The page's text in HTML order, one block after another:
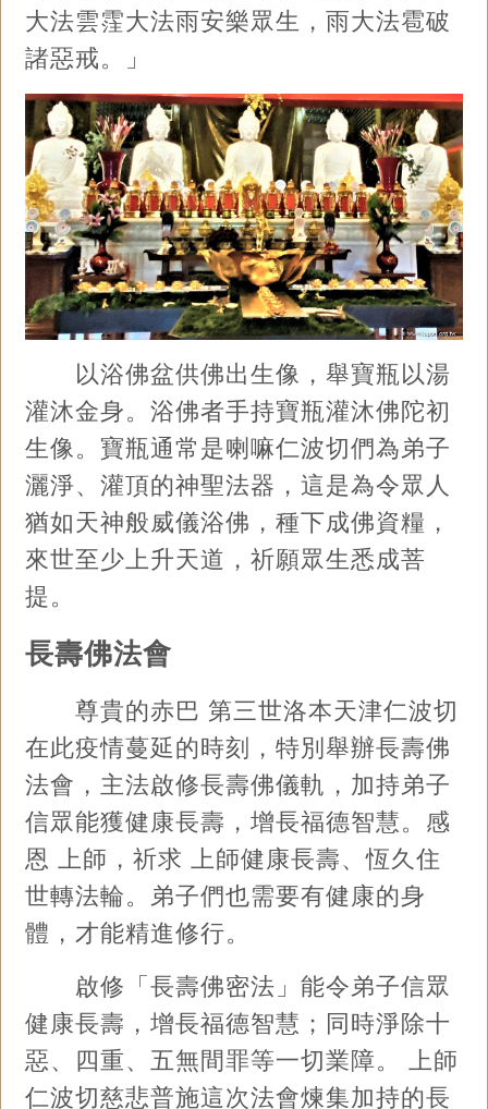
大法雲霔大法雨安樂眾生，雨大法雹破
諸惡戒。」
以浴佛盆供佛出生像，舉寶瓶以湯
灌沐金身。浴佛者手持寶瓶灌沐佛陀初
生像。寶瓶通常是喇嘛仁波切們為弟子
灑淨、灌頂的神聖法器，這是為令眾人
猶如天神般威儀浴佛，種下成佛資糧，
來世至少上升天道，祈願眾生悉成菩
提。
長壽佛法會
尊貴的赤巴 第三世洛本天津仁波切
在此疫情蔓延的時刻，特別舉辦長壽佛
法會，主法啟修長壽佛儀軌，加持弟子
信眾能獲健康長壽，增長福德智慧。感
恩 上師，祈求 上師健康長壽、恆久住
世轉法輪。弟子們也需要有健康的身
體，才能精進修行。
啟修「長壽佛密法」能令弟子信眾
健康長壽，增長福德智慧；同時淨除十
惡、四重、五無間罪等一切業障。 上師
仁波切慈悲普施這次法會煉集加持的長